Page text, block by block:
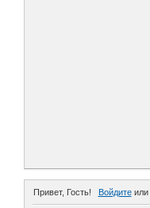
Привет, Гость! Войдитеили